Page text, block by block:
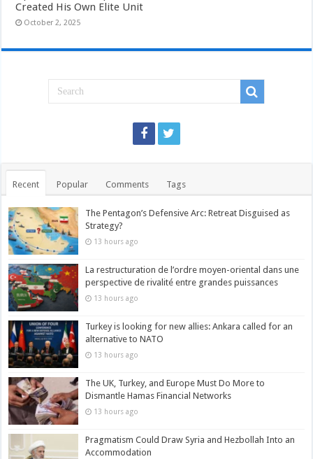
Created His Own Elite Unit
October 2, 2025
Recent Popular Comments Tags
The Pentagon’s Defensive Arc: Retreat Disguised as
Strategy?
13 hours ago
La restructuration de l’ordre moyen-oriental dans une
perspective de rivalité entre grandes puissances
13 hours ago
Turkey is looking for new allies: Ankara called for an
alternative to NATO
13 hours ago
The UK, Turkey, and Europe Must Do More to
Dismantle Hamas Financial Networks
13 hours ago
Pragmatism Could Draw Syria and Hezbollah Into an
Accommodation